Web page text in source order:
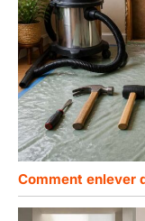
Comment enlever